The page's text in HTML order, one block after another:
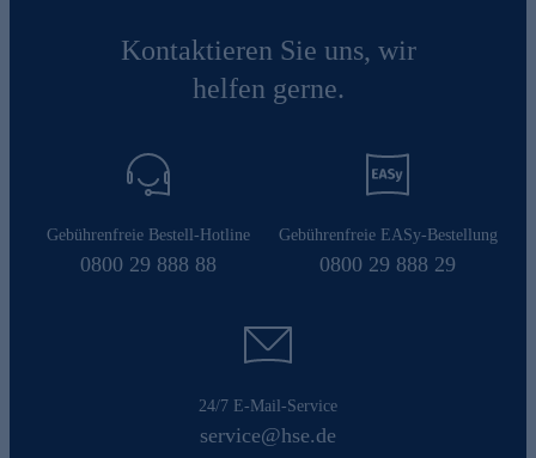
Kontaktieren Sie uns, wir
helfen gerne.
Gebührenfreie Bestell-Hotline
0800 29 888 88
Gebührenfreie EASy-Bestellung
0800 29 888 29
24/7 E-Mail-Service
service@hse.de